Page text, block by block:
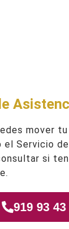
mover
Servicio
si
919 93 43